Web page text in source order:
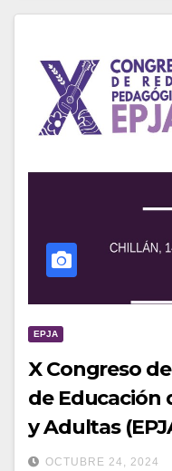
EPJA
X Congreso
de Educación
y Adultas
OCTUBRE 24, 2024